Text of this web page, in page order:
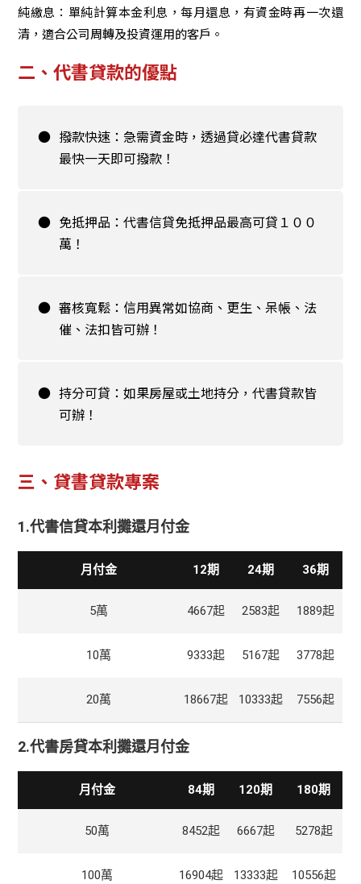
純繳息：單純計算本金利息，每月還息，有資金時再一次還
清，適合公司周轉及投資運用的客戶。
二、代書貸款的優點
● 撥款快速：急需資金時，透過貸必達代書貸款
最快一天即可撥款！
● 免抵押品：代書信貸免抵押品最高可貸１００
萬！
● 審核寬鬆：信用異常如協商、更生、呆帳、法
催、法扣皆可辦！
● 持分可貸：如果房屋或土地持分，代書貸款皆
可辦！
三、貸書貸款專案
1.代書信貸本利攤還月付金
月付金 12期 24期 36期
5萬 4667起 2583起 1889起
10萬 9333起 5167起 3778起
20萬 18667起 10333起 7556起
2.代書房貸本利攤還月付金
月付金 84期 120期 180期
50萬 8452起 6667起 5278起
100萬 16904起 13333起 10556起